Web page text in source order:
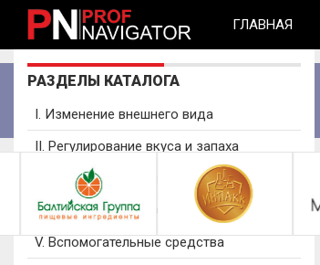
ГЛАВНАЯ
РАЗДЕЛЫ КАТАЛОГА
I. Изменение внешнего вида
II. Регулирование вкуса и запаха
III. Ароматизаторы пищевые
IV. Изменение структуры и свойств
V. Вспомогательные средства